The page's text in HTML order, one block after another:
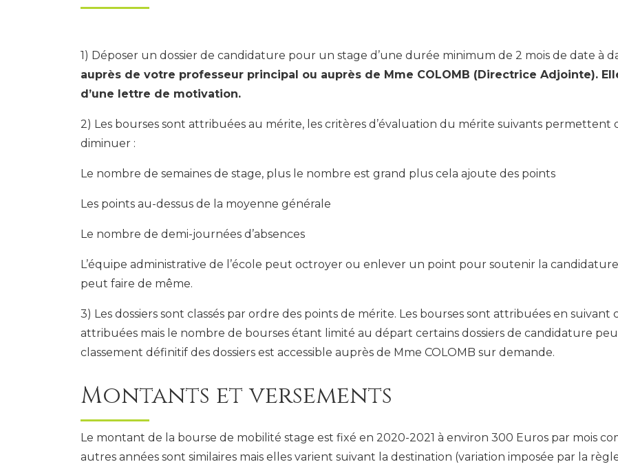
1) Déposer un dossier de candidature pour un stage d’une durée minimum de 2 mois de date à
auprès de votre professeur principal ou auprès de Mme COLOMB (Directrice Adjointe).
d’une lettre de motivation.
2) Les bourses sont attribuées au mérite, les critères d’évaluation du mérite suivants permettent
diminuer :
Le nombre de semaines de stage, plus le nombre est grand plus cela ajoute des points
Les points au-dessus de la moyenne générale
Le nombre de demi-journées d’absences
L’équipe administrative de l’école peut octroyer ou enlever un point pour soutenir la
peut faire de même.
3) Les dossiers sont classés par ordre des points de mérite. Les bourses sont attribuées en
attribuées mais le nombre de bourses étant limité au départ certains dossiers de candidature
classement définitif des dossiers est accessible auprès de Mme COLOMB sur demande.
Montants et versements
Le montant de la bourse de mobilité stage est fixé en 2020-2021 à environ 300 Euros par mois
autres années sont similaires mais elles varient suivant la destination (variation imposée par la